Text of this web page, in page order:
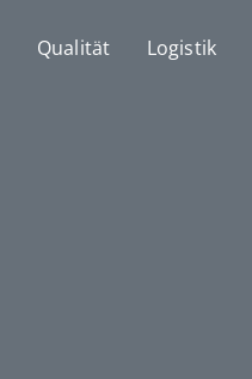
Qualität Logistik